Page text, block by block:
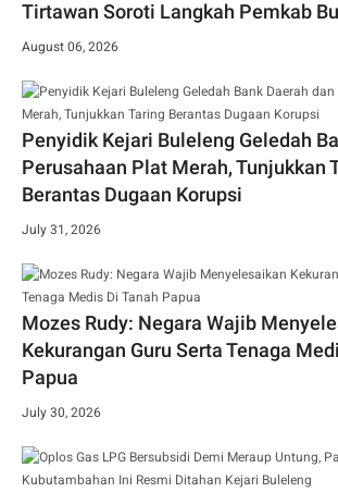
Tirtawan Soroti Langkah Pemkab
August 06, 2026
Penyidik Kejari Buleleng Geledah
Perusahaan Plat Merah, Tunjukkan
Berantas Dugaan Korupsi
July 31, 2026
Mozes Rudy: Negara Wajib
Kekurangan Guru Serta Tenaga
Papua
July 30, 2026